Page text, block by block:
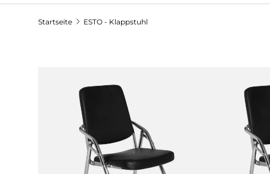
Startseite ESTO - Klappstuhl
Zu Produktinformationen springen